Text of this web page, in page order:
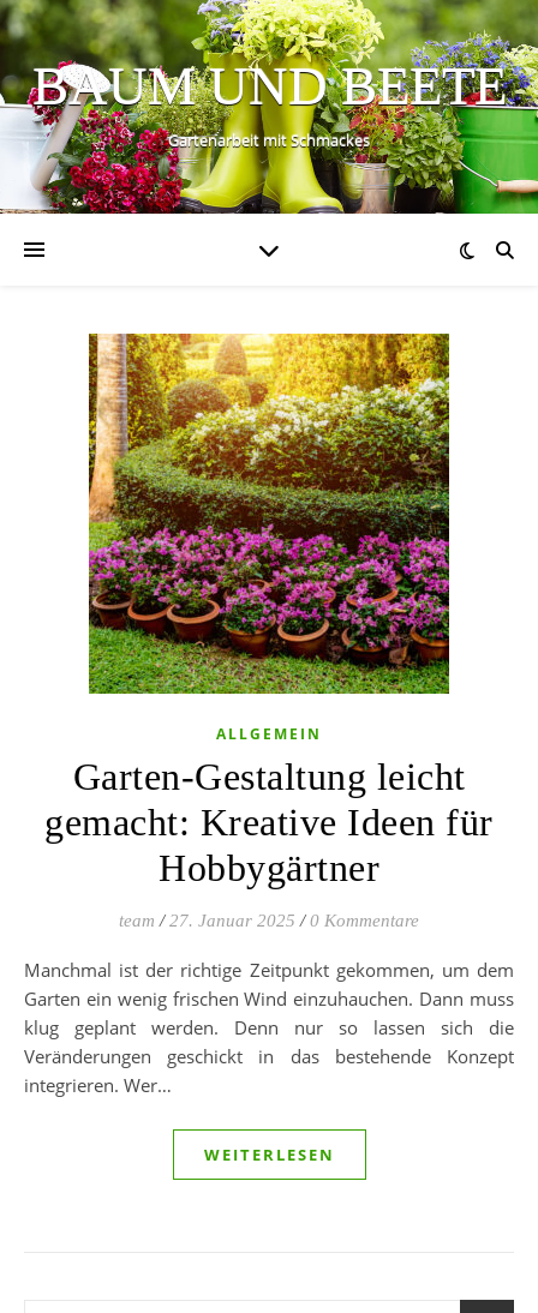
BAUM UND BEETE
Gartenarbeit mit Schmackes
ALLGEMEIN
Garten-Gestaltung leicht
gemacht: Kreative Ideen für
Hobbygärtner
team / 27. Januar 2025 / 0 Kommentare
Manchmal ist der richtige Zeitpunkt gekommen, um dem
Garten ein wenig frischen Wind einzuhauchen. Dann muss
klug geplant werden. Denn nur so lassen sich die
Veränderungen geschickt in das bestehende Konzept
integrieren. Wer…
WEITERLESEN